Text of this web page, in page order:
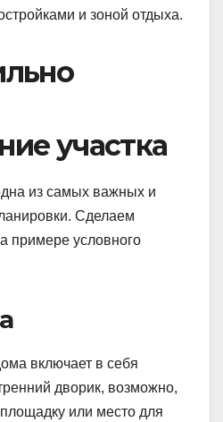
и зоной отдыха.
участка
из самых важных и
Сделаем
примере условного
включает в себя
дворик, возможно,
или место для